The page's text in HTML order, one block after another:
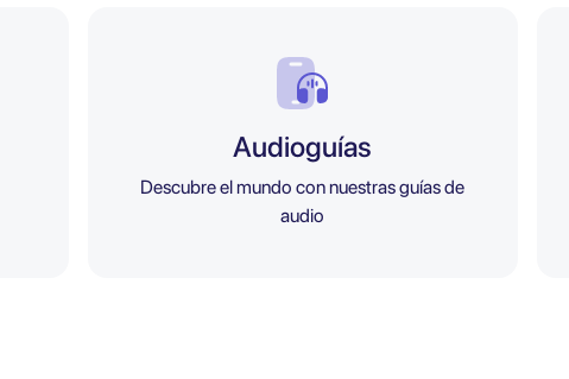
Audioguías
Descubre el mundo con nuestras guías de
audio